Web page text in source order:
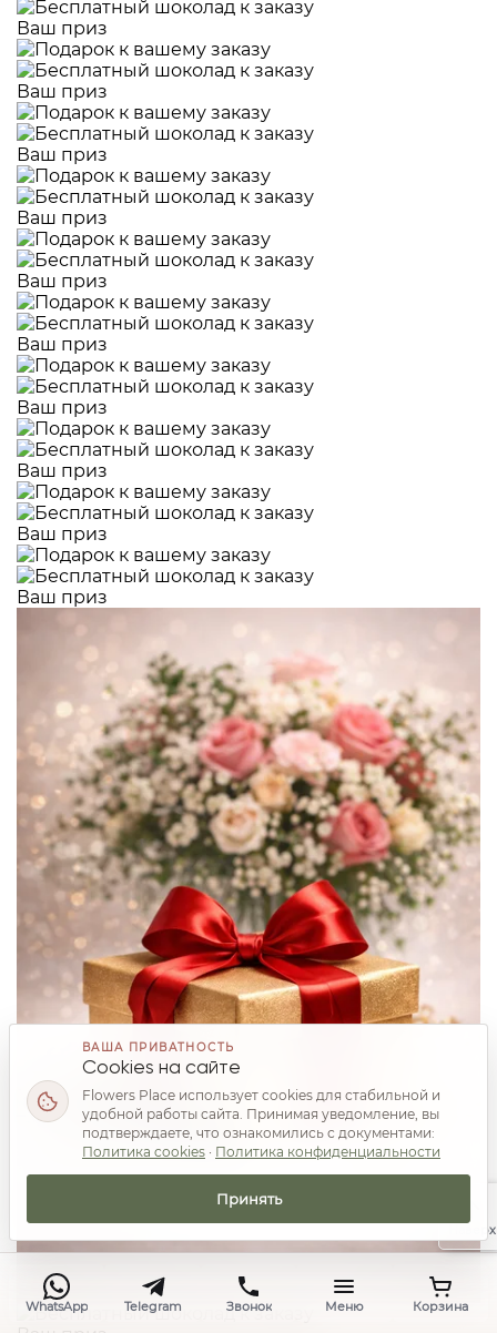
Ваш приз
Ваш приз
Ваш приз
Ваш приз
Ваш приз
Ваш приз
Ваш приз
Ваш приз
Ваш приз
Ваш приз
WhatsApp Telegram Звонок Меню Корзина
Наверх
ВАША ПРИВАТНОСТЬ
Cookies на сайте
Flowers Place использует cookies для стабильной и
удобной работы сайта. Принимая уведомление, вы
подтверждаете, что ознакомились с документами:
Политика cookies · Политика конфиденциальности
Принять